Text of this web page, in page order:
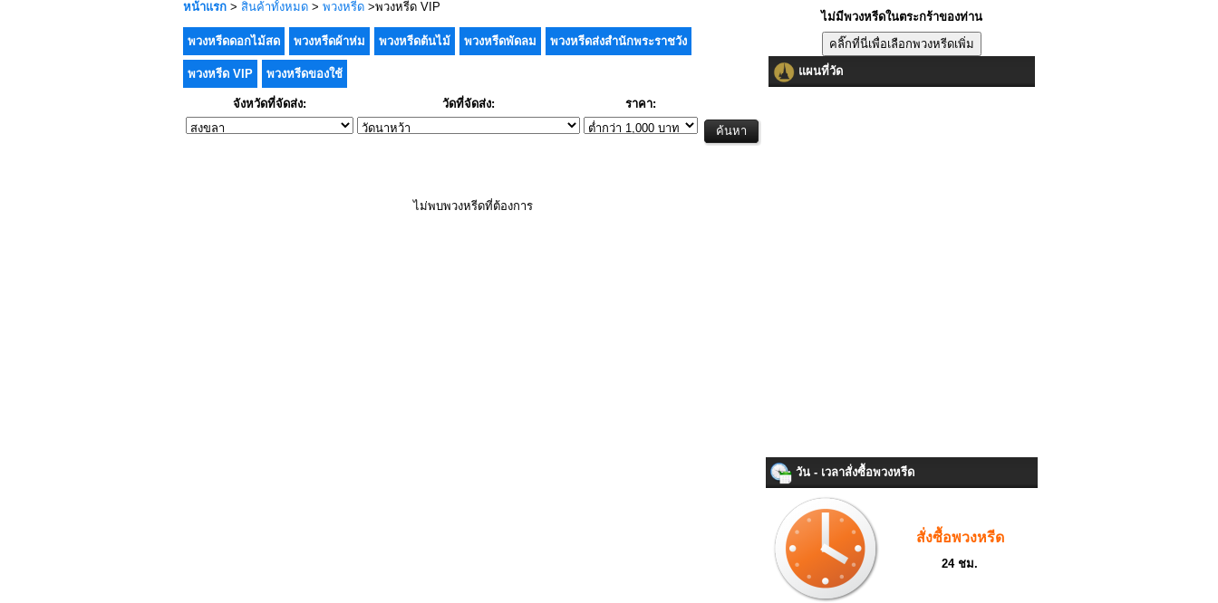
หน้าแรก > สินค้าทั้งหมด > พวงหรีด >พวงหรีด VIP
พวงหรีดดอกไม้สด พวงหรีดผ้าห่ม พวงหรีดต้นไม้ พวงหรีดพัดลม พวงหรีดส่งสำนักพระราชวัง
พวงหรีด VIP พวงหรีดของใช้
จังหวัดที่จัดส่ง: วัดที่จัดส่ง: ราคา:
ไม่พบพวงหรีดที่ต้องการ
ไม่มีพวงหรีดในตระกร้าของท่าน
แผนที่วัด
วัน - เวลาสั่งซื้อพวงหรีด
สั่งซื้อพวงหรีด
24 ชม.